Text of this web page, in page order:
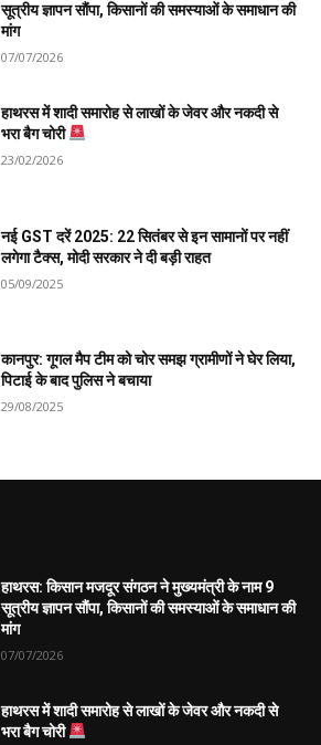
सूत्रीय ज्ञापन सौंपा, किसानों की समस्याओं के समाधान की
मांग
07/07/2026
हाथरस में शादी समारोह से लाखों के जेवर और नकदी से
भरा बैग चोरी
23/02/2026
नई GST दरें 2025: 22 सितंबर से इन सामानों पर नहीं
लगेगा टैक्स, मोदी सरकार ने दी बड़ी राहत
05/09/2025
कानपुर: गूगल मैप टीम को चोर समझ ग्रामीणों ने घेर लिया,
पिटाई के बाद पुलिस ने बचाया
29/08/2025
हाथरस: किसान मजदूर संगठन ने मुख्यमंत्री के नाम 9
सूत्रीय ज्ञापन सौंपा, किसानों की समस्याओं के समाधान की
मांग
07/07/2026
हाथरस में शादी समारोह से लाखों के जेवर और नकदी से
भरा बैग चोरी